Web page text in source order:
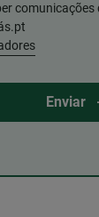
Enviar